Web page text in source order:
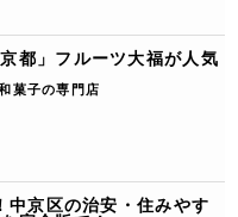
都」フルーツ大福が人気
菓子の専門店
中京区の治安・住みやす